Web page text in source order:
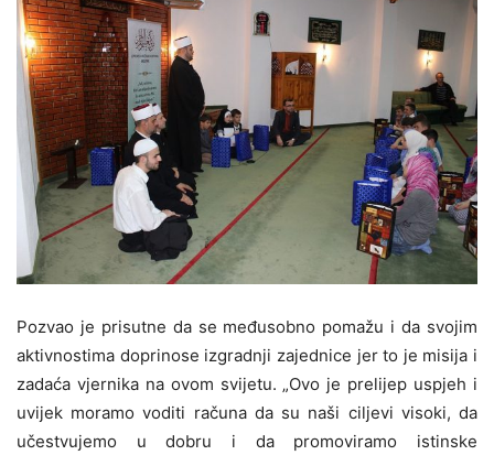
Pozvao je prisutne da se međusobno pomažu i da svojim
aktivnostima doprinose izgradnji zajednice jer to je misija i
zadaća vjernika na ovom svijetu. „Ovo je prelijep uspjeh i
uvijek moramo voditi računa da su naši ciljevi visoki, da
učestvujemo u dobru i da promoviramo istinske